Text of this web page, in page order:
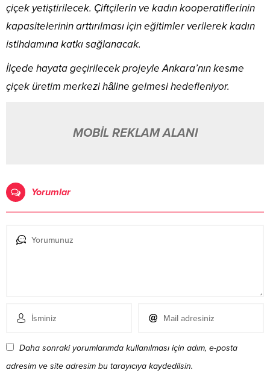
çiçek yetiştirilecek. Çiftçilerin ve kadın kooperatiflerinin
kapasitelerinin arttırılması için eğitimler verilerek kadın
istihdamına katkı sağlanacak.
İlçede hayata geçirilecek projeyle Ankara’nın kesme
çiçek üretim merkezi hâline gelmesi hedefleniyor.
MOBİL REKLAM ALANI
Yorumlar
Daha sonraki yorumlarımda kullanılması için adım, e-posta
adresim ve site adresim bu tarayıcıya kaydedilsin.